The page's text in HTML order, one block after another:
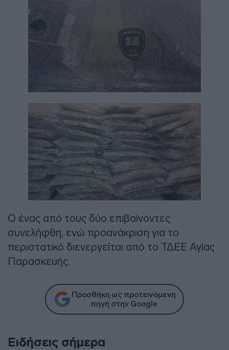
Ο ένας από τους δύο επιβαίνοντες
συνελήφθη, ενώ προανάκριση για το
περιστατικό διενεργείται από το ΤΔΕΕ Αγίας
Παρασκευής.
Προσθήκη ως προτεινόμενη
πηγή στην Google
Ειδήσεις σήμερα